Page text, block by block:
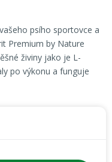
psího sportovce a
Premium by Nature
živiny jako je L-
po výkonu a funguje